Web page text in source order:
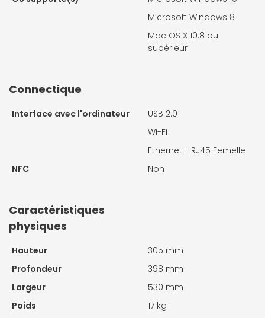
Microsoft Windows 8
Mac OS X 10.8 ou
supérieur
Connectique
Interface avec l'ordinateur
USB 2.0
Wi-Fi
Ethernet - RJ45 Femelle
NFC
Non
Caractéristiques
physiques
Hauteur
305 mm
Profondeur
398 mm
Largeur
530 mm
Poids
17 kg